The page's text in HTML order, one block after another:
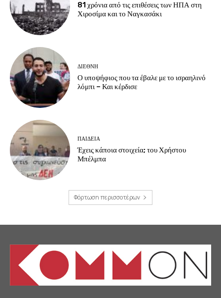
81 χρόνια από τις επιθέσεις των ΗΠΑ στη
Χιροσίμα και το Ναγκασάκι
ΔΙΕΘΝΗ
Ο υποψήφιος που τα έβαλε με το ισραηλινό
λόμπι – Και κέρδισε
ΠΑΙΔΕΙΑ
Έχεις κάποια στοιχεία; του Χρήστου
Μπέλμπα
Φόρτωση περισσοτέρων